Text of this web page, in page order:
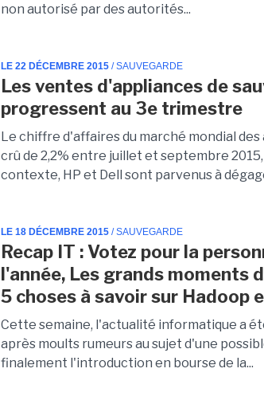
non autorisé par des autorités...
LE 22 DÉCEMBRE 2015 / SAUVEGARDE
Les ventes d'appliances de
progressent au 3e trimestre
Le chiffre d'affaires du marché mondial
crû de 2,2% entre juillet et septembre 2015,
contexte, HP et Dell sont parvenus à
LE 18 DÉCEMBRE 2015 / SAUVEGARDE
Recap IT : Votez pour la
l'année, Les grands moments
5 choses à savoir sur Hadoop
Cette semaine, l'actualité informatique a
après moults rumeurs au sujet d'une
finalement l'introduction en bourse de la...